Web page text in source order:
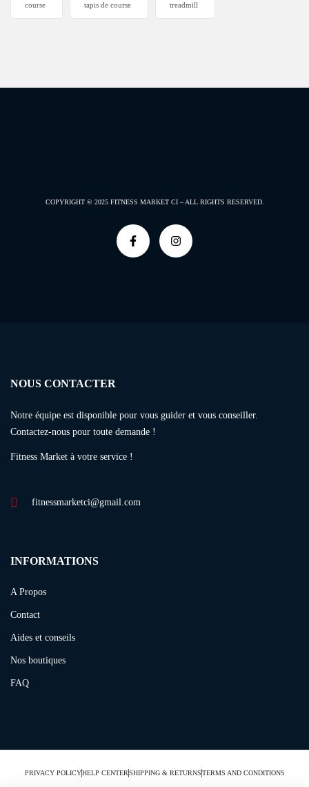
course tapis de course treadmill
NOUS CONTACTER
Notre équipe est disponible pour vous guider et vous conseiller.
Contactez-nous pour toute demande !
Fitness Market à votre service !
fitnessmarketci@gmail.com
COPYRIGHT © 2025 FITNESS MARKET CI – ALL RIGHTS RESERVED.
INFORMATIONS
A Propos
Contact
Aides et conseils
Nos boutiques
FAQ
PRIVACY POLICYHELP CENTERSHIPPING & RETURNSTERMS AND CONDITIONS